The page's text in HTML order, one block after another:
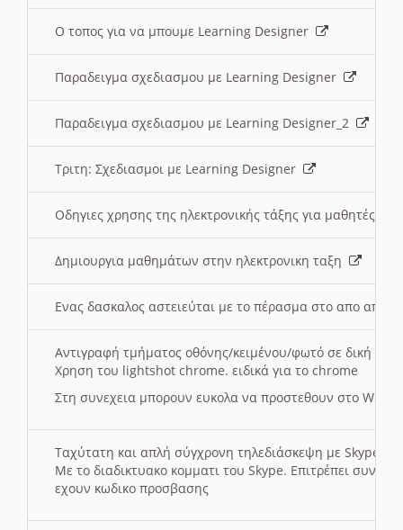
O τοπος για να μπουμε Learning Designer
Παραδειγμα σχεδιασμου με Learning Designer
Παραδειγμα σχεδιασμου με Learning Designer_2
Τριτη: Σχεδιασμοι με Learning Designer
Οδηγιες χρησης της ηλεκτρονικής τάξης για μαθητές
Δημιουργια μαθημάτων στην ηλεκτρονικη ταξη
Ενας δασκαλος αστειεύται με το πέρασμα στο απο
Αντιγραφή τμήματος οθόνης/κειμένου/φωτό σε δική
Χρηση του lightshot chrome. ειδικά για το chrome
Στη συνεχεια μπορουν ευκολα να προστεθουν στο Word
Ταχύτατη και απλή σύγχρονη τηλεδιάσκεψη με Skype
Με το διαδικτυακο κομματι του Skype. Επιτρέπει
εχουν κωδικο προσβασης